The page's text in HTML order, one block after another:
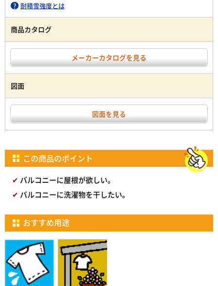
耐積雪強度とは
商品カタログ
メーカーカタログを見る
図面
図面を見る
この商品のポイント
バルコニーに屋根が欲しい。
バルコニーに洗濯物を干したい。
おすすめ用途